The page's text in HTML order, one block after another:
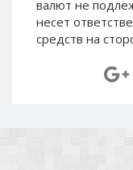
валют не
несет
средств на
(BUSD)
Revolut USD
Revolut EUR